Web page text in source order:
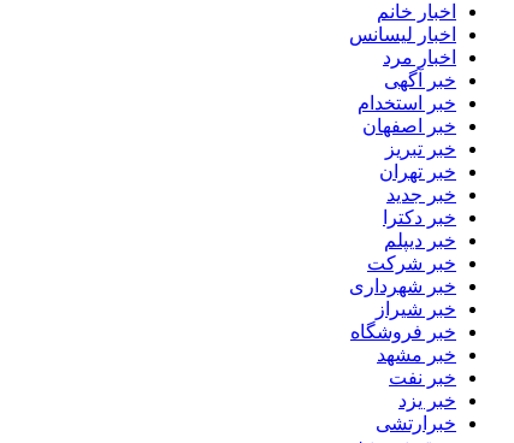
اخبار خانم
اخبار لیسانس
اخبار مرد
خبر آگهی
خبر استخدام
خبر اصفهان
خبر تبریز
خبر تهران
خبر جدید
خبر دکترا
خبر دیپلم
خبر شرکت
خبر شهرداری
خبر شیراز
خبر فروشگاه
خبر مشهد
خبر نفت
خبر یزد
خبرارتشی